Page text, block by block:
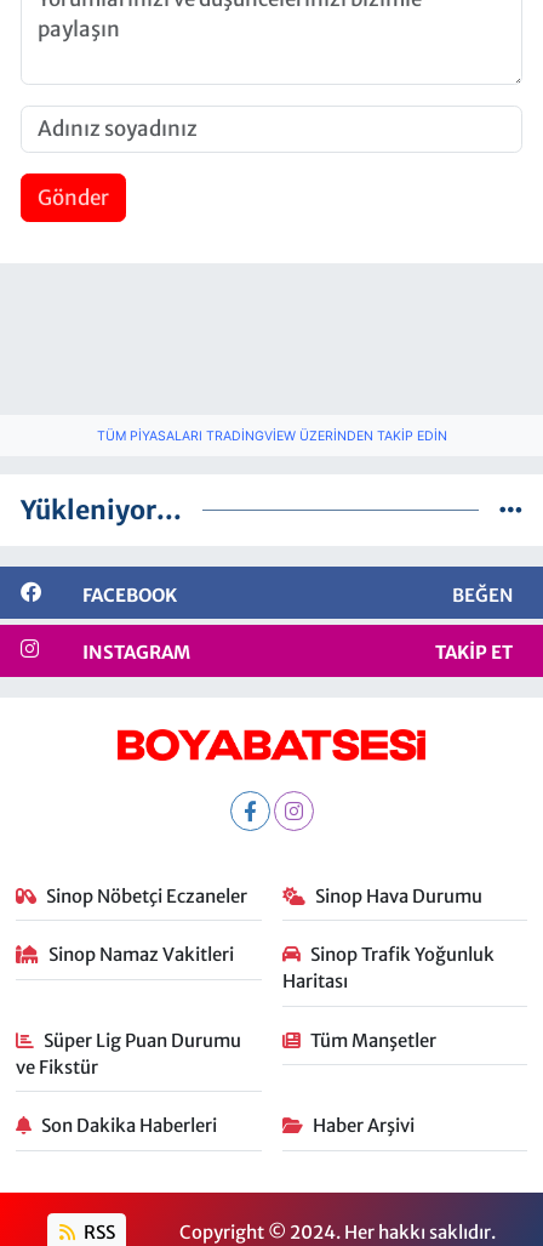
Gönder
TÜM PIYASALARI TRADINGVIEW ÜZERINDEN TAKIP EDIN
Yükleniyor...
FACEBOOK BEĞEN
INSTAGRAM TAKIP ET
Sinop Nöbetçi Eczaneler Sinop Hava Durumu
Sinop Namaz Vakitleri
Sinop Trafik Yoğunluk
Haritası
Süper Lig Puan Durumu
ve Fikstür
Tüm Manşetler
Son Dakika Haberleri Haber Arşivi
RSS Copyright © 2024. Her hakkı saklıdır.